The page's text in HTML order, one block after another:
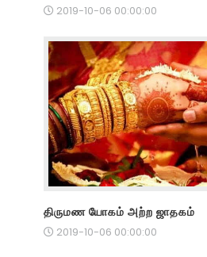
2019-10-06 00:00:00
திருமண யோகம் அற்ற ஜாதகம்
2019-10-06 00:00:00